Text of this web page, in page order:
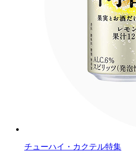
チューハイ・カクテル特集